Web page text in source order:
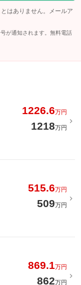
はありません。メールア
が通知されます。無料電話
1226.6万円
1218万円
515.6万円
509万円
869.1万円
862万円